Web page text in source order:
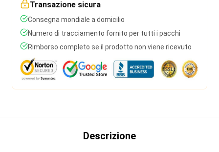
Transazione sicura
Consegna mondiale a domicilio
Numero di tracciamento fornito per tutti i pacchi
Rimborso completo se il prodotto non viene ricevuto
Descrizione